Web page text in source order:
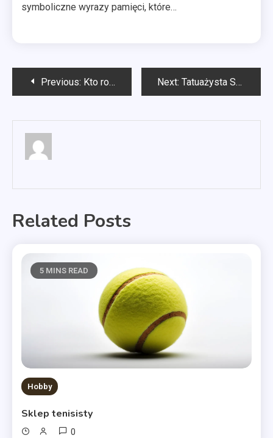
symboliczne wyrazy pamięci, które…
Nawigacja
Previous: Kto robi sobie tatuaże? Next: Tatuażysta Szczecin
Related Posts
5 MINS READ
Hobby
Sklep tenisisty
0